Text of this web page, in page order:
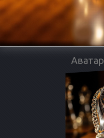
Аватар